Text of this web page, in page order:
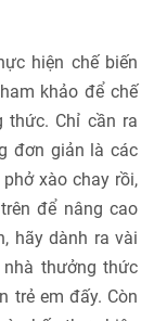
hiện chế biến
khảo để chế
thức. Chỉ cần ra
đơn giản là các
xào chay rồi,
để nâng cao
hãy dành ra vài
thưởng thức
trẻ em đấy. Còn